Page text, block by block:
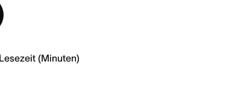
Lesezeit (Minuten)